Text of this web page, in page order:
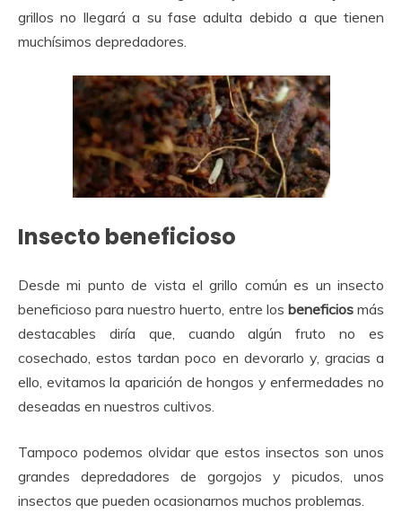
grillos no llegará a su fase adulta debido a que tienen
muchísimos depredadores.
Insecto beneficioso
Desde mi punto de vista el grillo común es un insecto
beneficioso para nuestro huerto, entre los beneficiosmás
destacables diría que, cuando algún fruto no es
cosechado, estos tardan poco en devorarlo y, gracias a
ello, evitamos la aparición de hongos y enfermedades no
deseadas en nuestros cultivos.
Tampoco podemos olvidar que estos insectos son unos
grandes depredadores de gorgojos y picudos, unos
insectos que pueden ocasionarnos muchos problemas.